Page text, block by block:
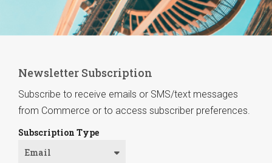
Newsletter Subscription
Subscribe to receive emails or SMS/text messages
from Commerce or to access subscriber preferences.
Subscription Type